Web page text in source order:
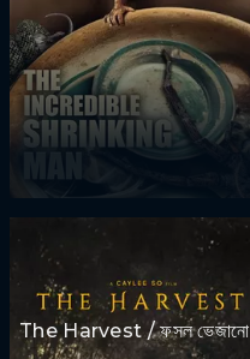
The Harvest / ফসল ভেজানো